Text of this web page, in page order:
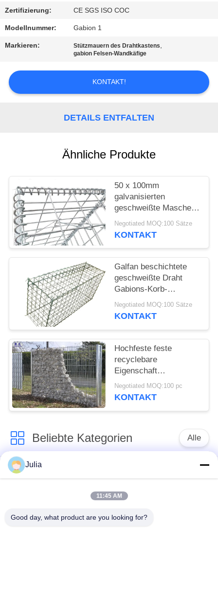
NACHRICHTEN
BITTE UM
ANGEBOT
Zertifizierung: CE SGS ISO COC
Modellnummer: Gabion 1
Markieren: Stützmauern des Drahtkastens,
gabion Felsen-Wandkäfige
KONTAKT!
DETAILS ENTFALTEN
Ähnliche Produkte
50 x 100mm
galvanisierten
geschweißte Masche
Gabion/geschweißte
Steinkäfig-Wand
Negotiated MOQ:100 Sätze
KONTAKT
Galfan beschichtete
geschweißte Draht
Gabions-Korb-
Stützmauer, Gabions-
Maschendraht-Kästen
Negotiated MOQ:100 Sätze
KONTAKT
Hochfeste feste
recyclebare
Eigenschaft
geschweißte Masche 4
x 4 Gabions
Negotiated MOQ:100 pc
KONTAKT
Beliebte Kategorien Alle
Defensive Sperre
Mit Sand gefüllte
Julia
11:45 AM
Good day, what product are you looking for?